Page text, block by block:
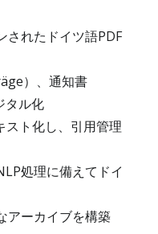
されたドイツ語PDF
）、通知書
タル化
スト化し、引用管理
処理に備えてドイ
アーカイブを構築